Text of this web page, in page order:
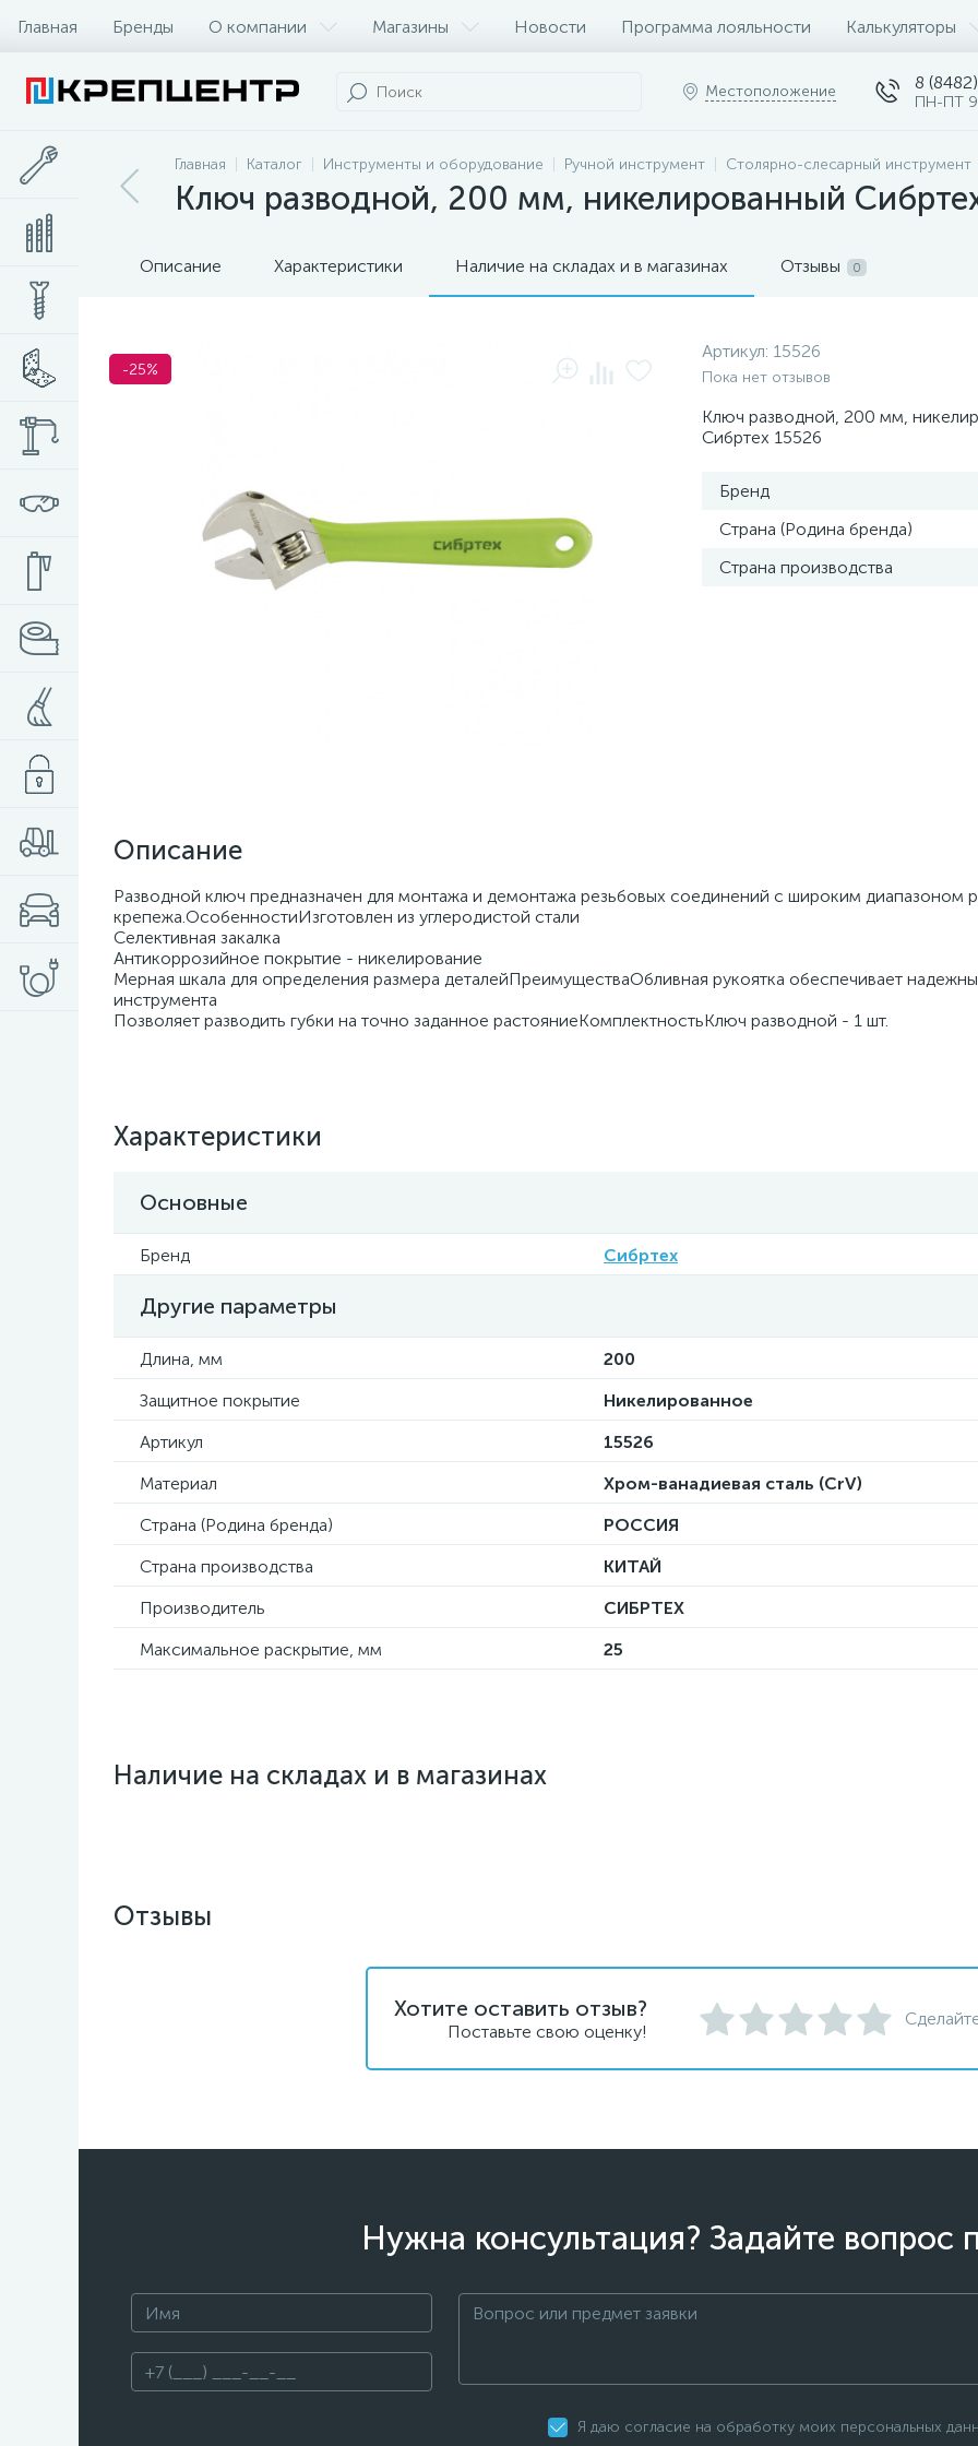
Главная Бренды О компании Магазины Новости Программа лояльности Калькуляторы
Местоположение 8 (8482)
ПН-ПТ
Главная Каталог Инструменты и оборудование Ручной инструмент Столярно-слесарный инструмент
Ключ разводной, 200 мм, никелированный
Описание Характеристики Наличие на складах и в магазинах Отзывы 0
-25%
Артикул: 15526
Пока нет отзывов
Ключ разводной, 200 мм,
Сибртех 15526
Бренд
Страна (Родина бренда)
Страна производства
Описание
Разводной ключ предназначен для монтажа и демонтажа резьбовых соединений с широким диапазоном
крепежа.ОсобенностиИзготовлен из углеродистой стали
Селективная закалка
Антикоррозийное покрытие - никелирование
Мерная шкала для определения размера деталейПреимуществаОбливная рукоятка обеспечивает
инструмента
Позволяет разводить губки на точно заданное растояниеКомплектностьКлюч разводной - 1 шт.
Характеристики
Основные
Бренд Сибртех
Другие параметры
Длина, мм
200
Защитное покрытие
Никелированное
Артикул
15526
Материал
Хром-ванадиевая сталь (CrV)
Страна (Родина бренда)
РОССИЯ
Страна производства
КИТАЙ
Производитель
СИБРТЕХ
Максимальное раскрытие, мм
25
Наличие на складах и в магазинах
Отзывы
Хотите оставить отзыв?
Поставьте свою оценку!
Нужна консультация? Задайте вопрос
Я даю согласие на обработку моих персональных